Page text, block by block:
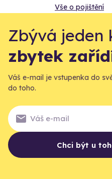
Vše o pojištění
Zbývá jeden
zbytek
Váš e-mail je vstupenka do
do toho.
Chci být u